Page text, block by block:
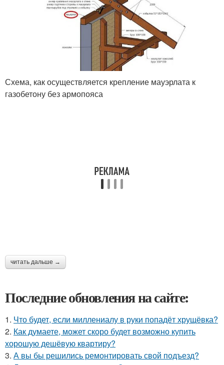
Схема, как осуществляется крепление мауэрлата к
газобетону без армопояса
читать дальше →
Последние обновления на сайте:
1. Что будет, если миллениалу в руки попадёт хрущёвка?
2. Как думаете, может скоро будет возможно купить
хорошую дешёвую квартиру?
3. А вы бы решились ремонтировать свой подъезд?